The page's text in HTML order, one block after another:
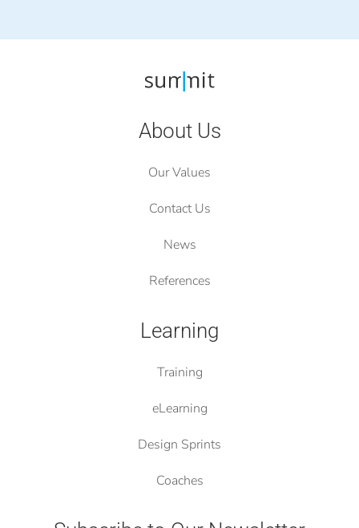
About Us
Our Values
Contact Us
News
References
Learning
Training
eLearning
Design Sprints
Coaches